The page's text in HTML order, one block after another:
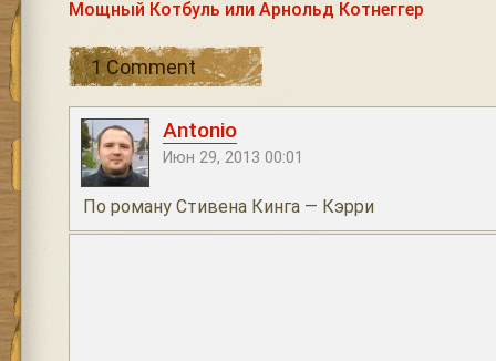
Мощный Котбуль или Арнольд Котнеггер
1 Comment
Antonio
Июн 29, 2013 00:01
По роману Стивена Кинга — Кэрри